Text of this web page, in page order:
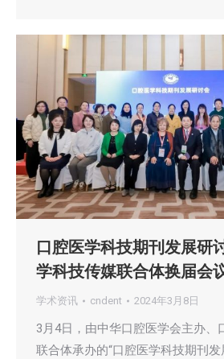
口腔医学科技期刊发展研
学科技传媒联合体换届会
学术资讯 cndent 2024年3月8日
3月4日，由中华口腔医学会主办、
联合体承办的“口腔医学科技期刊